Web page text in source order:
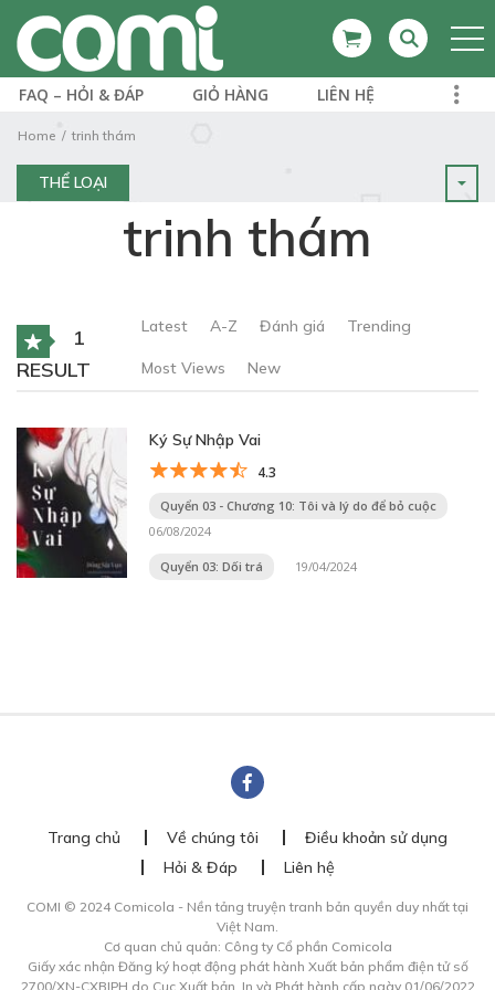
FAQ – HỎI & ĐÁP GIỎ HÀNG LIÊN HỆ
Home trinh thám
THỂ LOẠI
trinh thám
1
RESULT
Latest A-Z Đánh giá Trending
Most Views New
Ký Sự Nhập Vai
4.3
Quyển 03 - Chương 10: Tôi và lý do để bỏ cuộc
06/08/2024
Quyển 03: Dối trá 19/04/2024
Trang chủ Về chúng tôi
Điều khoản sử dụng
Hỏi & Đáp
Liên hệ
COMI © 2024 Comicola - Nền tảng truyện tranh bản quyền duy nhất tại
Việt Nam.
Cơ quan chủ quản: Công ty Cổ phần Comicola
Giấy xác nhận Đăng ký hoạt động phát hành Xuất bản phẩm điện tử số
2700/XN-CXBIPH do Cục Xuất bản, In và Phát hành cấp ngày 01/06/2022